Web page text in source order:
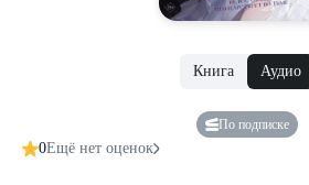
Книга Аудио
По подписке
0Ещё нет оценок